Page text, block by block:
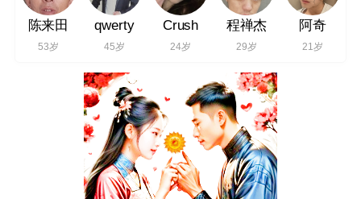
陈来田
53岁
qwerty
45岁
Crush
24岁
程禅杰
29岁
阿奇
21岁